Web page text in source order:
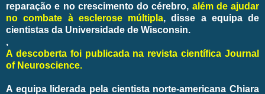
reparação e no crescimento do cérebro, além de ajudar
no combate à esclerose múltipla, disse a equipa de
cientistas da Universidade de Wisconsin.
,
A descoberta foi publicada na revista científica Journal
of Neuroscience.
A equipa liderada pela cientista norte-americana Chiara